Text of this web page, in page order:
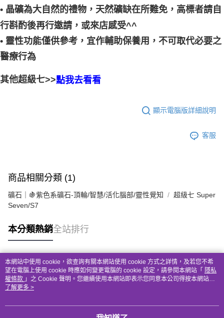
• 晶礦為大自然的禮物，天然礦缺在所難免，高標者請自
行斟酌後再行邀請，或來店感受^^
• 靈性功能僅供參考，宜作輔助保養用，不可取代必要之
醫療行為
其他超級七>>點我去看看
顯示電腦版詳細說明
客服
商品相關分類 (1)
礦石｜🍇紫色系礦石-頂輪/智慧/活化腦部/靈性覺知
超級七 Super
Seven/S7
本分類熱銷全站排行
熱門標籤
本網站中使用 cookie，欲查詢有關本網站使用 cookie 方式之詳情，及若您不希
望在電腦上使用 cookie 時應如何變更電腦的 cookie 設定，請參閱本網站「 隱私
權條款 」之 Cookie 聲明。您繼續使用本網站即表示您同意本公司得按本網站使
用條款之 Cookie 聲明使用 cookie。
了解更多 >